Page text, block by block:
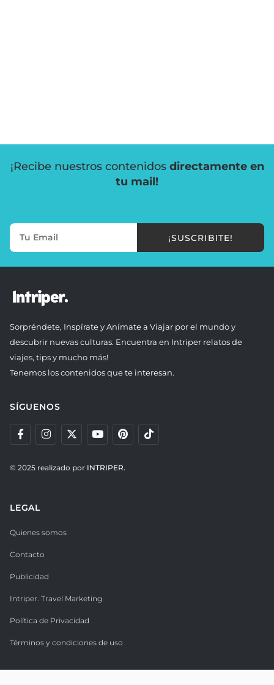
¡Recibe nuestros contenidos directamente en
tu mail!
¡SUSCRIBITE!
Sorpréndete, Inspírate y Anímate a Viajar por el mundo y
descubrir nuevas culturas. Encuentra en Intriper relatos de
viajes, tips y mucho más!
Tenemos los contenidos que te interesan.
SÍGUENOS
© 2025 realizado por INTRIPER.
LEGAL
Quienes somos
Contacto
Publicidad
Intriper. Travel Marketing
Política de Privacidad
Términos y condiciones de uso